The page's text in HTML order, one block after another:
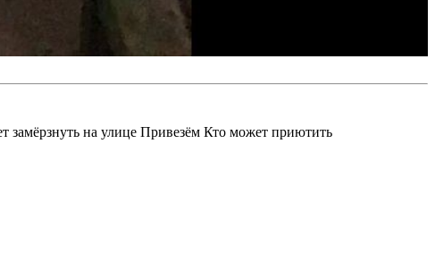
замёрзнуть на улице Привезём Кто может приютить